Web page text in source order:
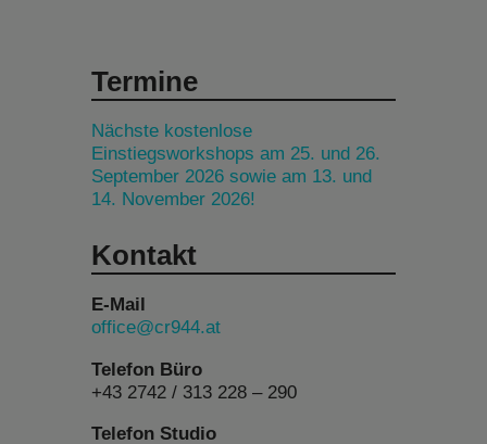
Termine
Nächste kostenlose
Einstiegsworkshops am 25. und 26.
September 2026 sowie am 13. und
14. November 2026!
Kontakt
E-Mail
office@cr944.at
Telefon Büro
+43 2742 / 313 228 – 290
Telefon Studio